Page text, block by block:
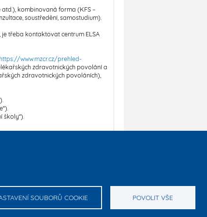
SOUBORŮ COOKIE POVOLIT VŠE
kombinovaná forma (KFS –
soustředění, samostudium).
třeba kontaktovat centrum ELSA
https://www.mzcr.cz/prehled-
zdravotnických povolání a
zdravotnických povoláních),
– úroveň B2 nebo vyšší (platí pro